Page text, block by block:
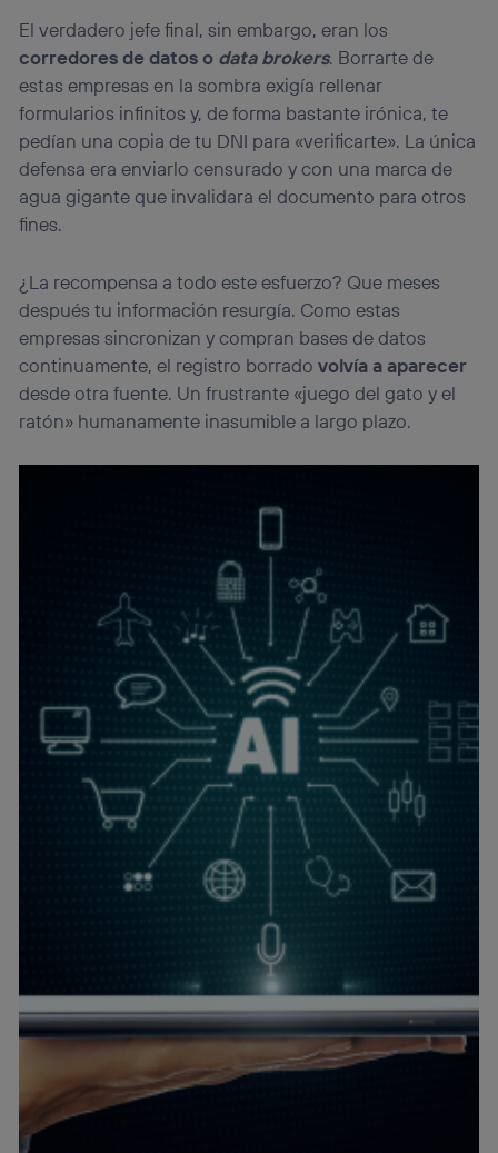
El verdadero jefe final, sin embargo, eran los
corredores de datos o data brokers. Borrarte de
estas empresas en la sombra exigía rellenar
formularios infinitos y, de forma bastante irónica, te
pedían una copia de tu DNI para «verificarte». La única
defensa era enviarlo censurado y con una marca de
agua gigante que invalidara el documento para otros
fines.
¿La recompensa a todo este esfuerzo? Que meses
después tu información resurgía. Como estas
empresas sincronizan y compran bases de datos
continuamente, el registro borradovolvía a aparecer
desde otra fuente. Un frustrante «juego del gato y el
ratón» humanamente inasumible a largo plazo.